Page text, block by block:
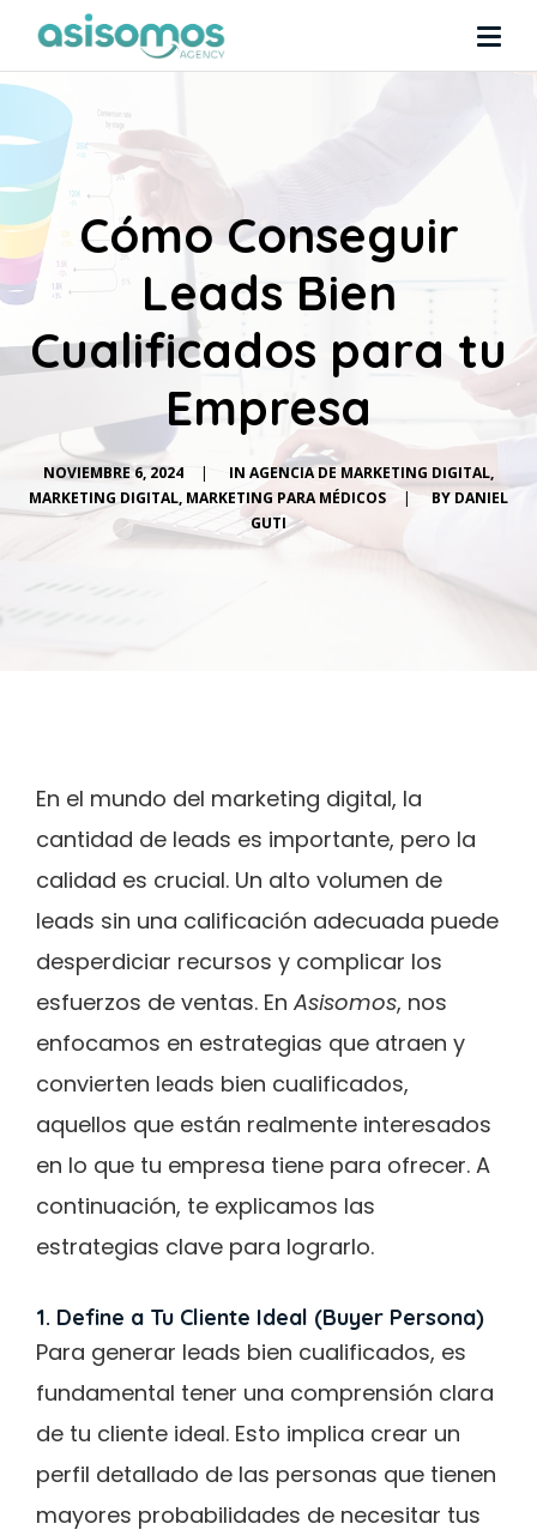
Cómo Conseguir
Leads Bien
Cualificados para tu
Empresa
NOVIEMBRE 6, 2024 | IN AGENCIA DE MARKETING DIGITAL,
MARKETING DIGITAL, MARKETING PARA MÉDICOS | BY DANIEL
GUTI
En el mundo del marketing digital, la
cantidad de leads es importante, pero la
calidad es crucial. Un alto volumen de
leads sin una calificación adecuada puede
desperdiciar recursos y complicar los
esfuerzos de ventas. En Asisomos, nos
enfocamos en estrategias que atraen y
convierten leads bien cualificados,
aquellos que están realmente interesados
en lo que tu empresa tiene para ofrecer. A
continuación, te explicamos las
estrategias clave para lograrlo.
1. Define a Tu Cliente Ideal (Buyer Persona)
Para generar leads bien cualificados, es
fundamental tener una comprensión clara
de tu cliente ideal. Esto implica crear un
perfil detallado de las personas que tienen
mayores probabilidades de necesitar tus